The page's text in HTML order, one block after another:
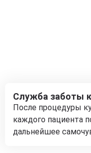
Служба заботы
После процедуры
каждого пациента
дальнейшее